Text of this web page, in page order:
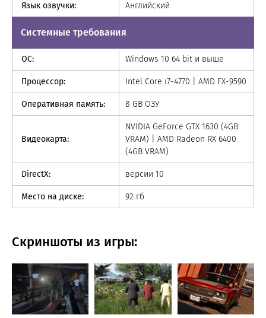
Язык озвучки: Английский
Системные требования
ОС: Windows 10 64 bit и выше
Процессор: Intel Core i7-4770 | AMD FX-9590
Оперативная память: 8 GB ОЗУ
Видеокарта:
NVIDIA GeForce GTX 1630 (4GB
VRAM) | AMD Radeon RX 6400
(4GB VRAM)
DirectX: версии 10
Место на диске: 92 гб
Скриншоты из игры: